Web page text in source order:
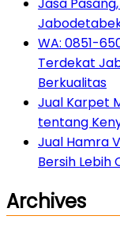
WA: 0851-
Terdekat
Berkualitas
Jual Karpet
tentang
Jual Hamra
Bersih Lebih
Archives